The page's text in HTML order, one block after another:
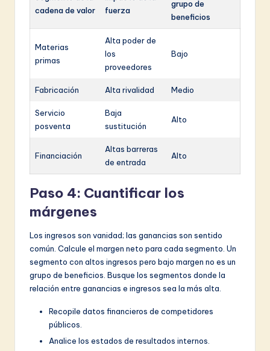
cadena de valor
fuerza
grupo de
beneficios
Materias
primas
Alta poder de
los
proveedores
Bajo
Fabricación Alta rivalidad Medio
Servicio
posventa
Baja
sustitución
Alto
Financiación
Altas barreras
de entrada
Alto
Paso 4: Cuantificar los
márgenes
Los ingresos son vanidad; las ganancias son sentido
común. Calcule el margen neto para cada segmento. Un
segmento con altos ingresos pero bajo margen no es un
grupo de beneficios. Busque los segmentos donde la
relación entre ganancias e ingresos sea la más alta.
Recopile datos financieros de competidores
públicos.
Analice los estados de resultados internos.